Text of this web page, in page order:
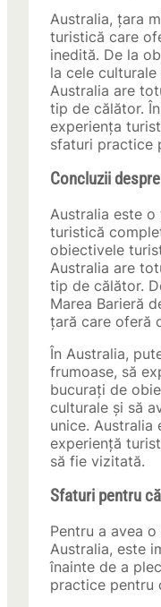
Australia, țara
turistică care
inedită. De la
la cele
Australia are
tip de călător.
experiența
sfaturi practice
Concluzii
Australia este
turistică
obiectivele
Australia are
tip de călător.
Marea Barieră
țară care oferă
În Australia,
frumoase, să
bucurați de
culturale și să
unice. Australia
experiență
să fie vizitată.
Sfaturi pentru
Pentru a avea
Australia, este
înainte de a
practice pentru